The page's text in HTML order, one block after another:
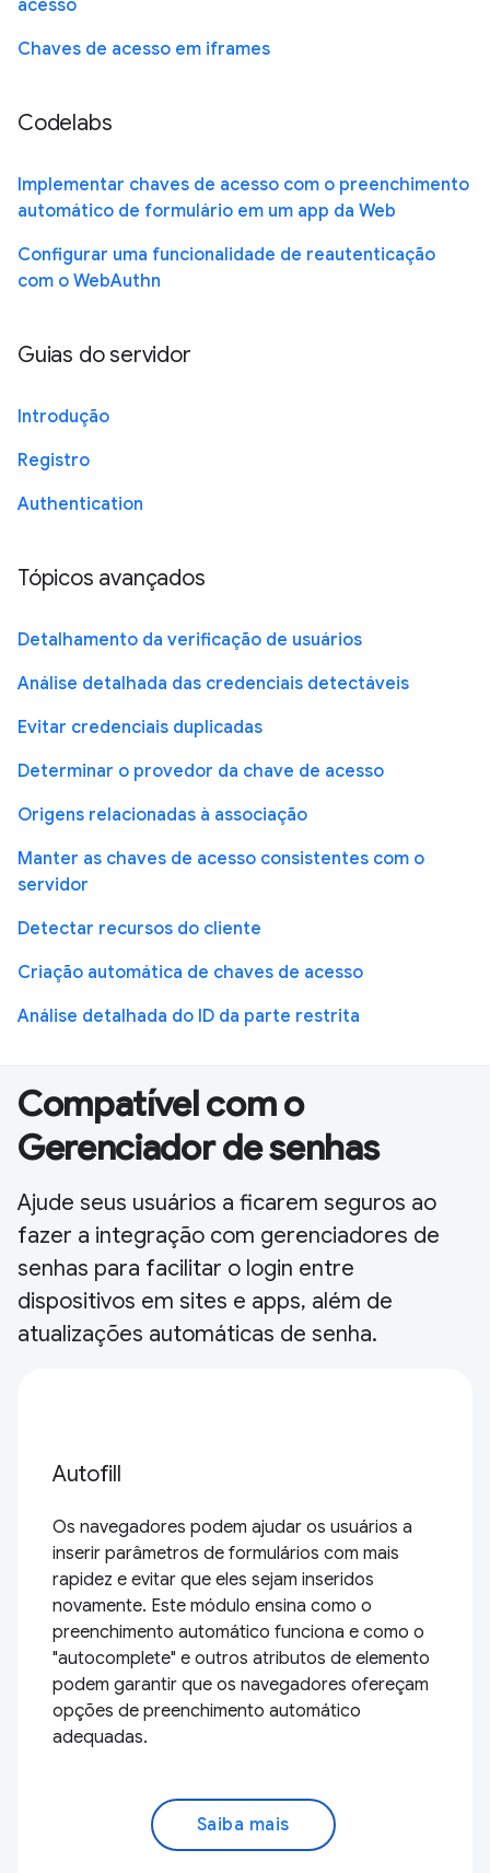
acesso
Chaves de acesso em iframes
Codelabs
Implementar chaves de acesso com o preenchimento
automático de formulário em um app da Web
Configurar uma funcionalidade de reautenticação
com o WebAuthn
Guias do servidor
Introdução
Registro
Authentication
Tópicos avançados
Detalhamento da verificação de usuários
Análise detalhada das credenciais detectáveis
Evitar credenciais duplicadas
Determinar o provedor da chave de acesso
Origens relacionadas à associação
Manter as chaves de acesso consistentes com o
servidor
Detectar recursos do cliente
Criação automática de chaves de acesso
Análise detalhada do ID da parte restrita
Compatível com o
Gerenciador de senhas
Ajude seus usuários a ficarem seguros ao
fazer a integração com gerenciadores de
senhas para facilitar o login entre
dispositivos em sites e apps, além de
atualizações automáticas de senha.
Autofill
Os navegadores podem ajudar os usuários a
inserir parâmetros de formulários com mais
rapidez e evitar que eles sejam inseridos
novamente. Este módulo ensina como o
preenchimento automático funciona e como o
"autocomplete" e outros atributos de elemento
podem garantir que os navegadores ofereçam
opções de preenchimento automático
adequadas.
Saiba mais